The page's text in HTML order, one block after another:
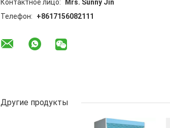
Контактное лицо:
Mrs. Sunny Jin
Телефон:
+8617156082111
Другие продукты